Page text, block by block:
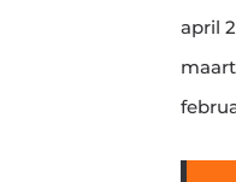
april